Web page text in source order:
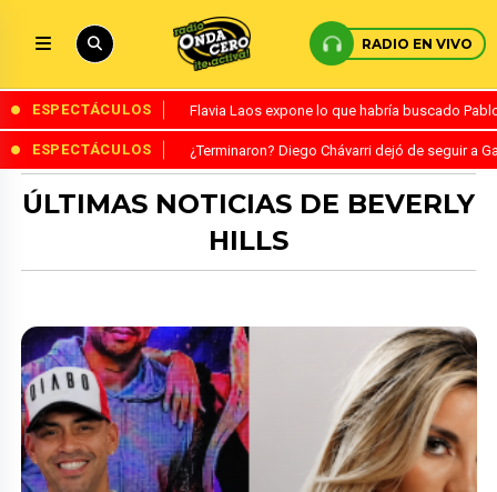
RADIO EN VIVO
ESPECTÁCULOS Flavia Laos expone lo que habría buscado
ESPECTÁCULOS ¿Terminaron? Diego Chávarri dejó de seguir a
ÚLTIMAS NOTICIAS DE BEVERLY
HILLS